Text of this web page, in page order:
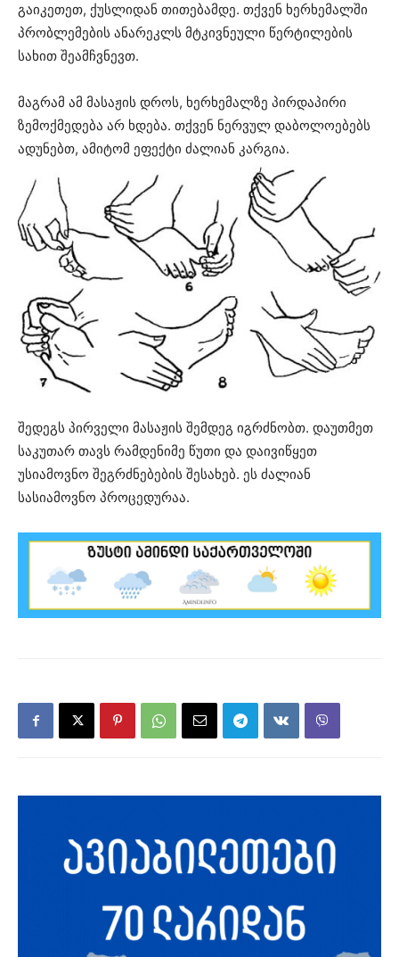
გაიკეთეთ, ქუსლიდან თითებამდე. თქვენ ხერხემალში
პრობლემების ანარეკლს მტკივნეული წერტილების
სახით შეამჩვნევთ.
მაგრამ ამ მასაჟის დროს, ხერხემალზე პირდაპირი
ზემოქმედება არ ხდება. თქვენ ნერვულ დაბოლოებებს
ადუნებთ, ამიტომ ეფექტი ძალიან კარგია.
შედეგს პირველი მასაჟის შემდეგ იგრძნობთ. დაუთმეთ
საკუთარ თავს რამდენიმე წუთი და დაივიწყეთ
უსიამოვნო შეგრძნებების შესახებ. ეს ძალიან
სასიამოვნო პროცედურაა.